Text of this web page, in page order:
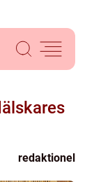
redaktionel